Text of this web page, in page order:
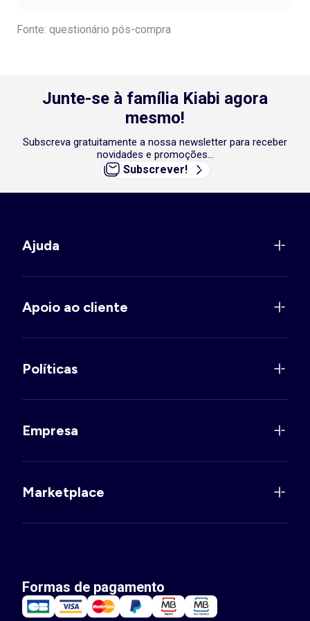
Fonte: questionário pós-compra
Junte-se à família Kiabi agora
mesmo!
Subscreva gratuitamente a nossa newsletter para receber
novidades e promoções...
Subscrever!
Ajuda
Apoio ao cliente
Políticas
Empresa
Marketplace
Formas de pagamento